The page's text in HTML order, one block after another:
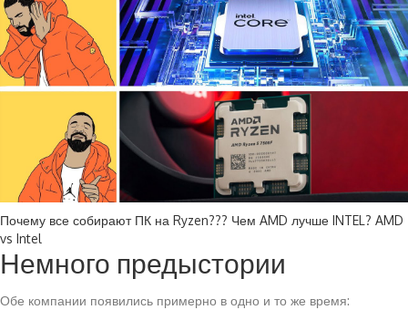
Почему все собирают ПК на Ryzen??? Чем AMD лучше INTEL? AMD
vs Intel
Немного предыстории
Обе компании появились примерно в одно и то же время: